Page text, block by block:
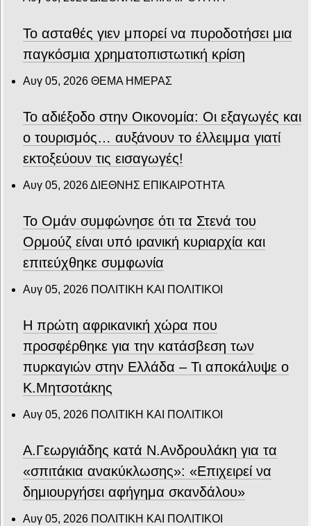
Το ασταθές γιεν μπορεί να πυροδοτήσει μια
παγκόσμια χρηματοπιστωτική κρίση
Αυγ 05, 2026 ΘΕΜΑ ΗΜΕΡΑΣ
Το αδιέξοδο στην Οικονομία: Οι εξαγωγές και
ο τουρισμός… αυξάνουν το έλλειμμα γιατί
εκτοξεύουν τις εισαγωγές!
Αυγ 05, 2026ΔΙΕΘΝΗΣ ΕΠΙΚΑΙΡΟΤΗΤΑ
Το Ομάν συμφώνησε ότι τα Στενά του
Ορμούζ είναι υπό ιρανική κυριαρχία και
επιτεύχθηκε συμφωνία
Αυγ 05, 2026 ΠΟΛΙΤΙΚΗ ΚΑΙ ΠΟΛΙΤΙΚΟΙ
Η πρώτη αφρικανική χώρα που
προσφέρθηκε για την κατάσβεση των
πυρκαγιών στην Ελλάδα – Τι αποκάλυψε ο
Κ.Μητσοτάκης
Αυγ 05, 2026 ΠΟΛΙΤΙΚΗ ΚΑΙ ΠΟΛΙΤΙΚΟΙ
Α.Γεωργιάδης κατά Ν.Ανδρουλάκη για τα
«σπιτάκια ανακύκλωσης»: «Επιχειρεί να
δημιουργήσει αφήγημα σκανδάλου»
Αυγ 05, 2026 ΠΟΛΙΤΙΚΗ ΚΑΙ ΠΟΛΙΤΙΚΟΙ